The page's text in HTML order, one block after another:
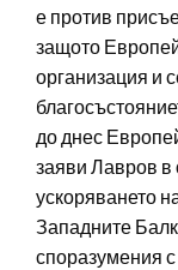
е против
защото
организация и
до днес
заяви Лавров в
ускоряването
Западните
споразумения